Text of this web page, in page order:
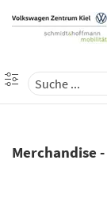
Merchandise -